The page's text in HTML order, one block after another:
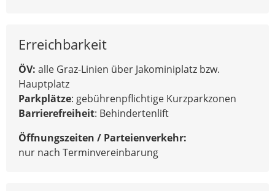
Erreichbarkeit
ÖV: alle Graz-Linien über Jakominiplatz bzw.
Hauptplatz
Parkplätze: gebührenpflichtige Kurzparkzonen
Barrierefreiheit: Behindertenlift
Öffnungszeiten / Parteienverkehr:
nur nach Terminvereinbarung